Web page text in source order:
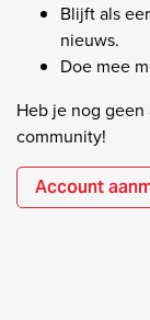
Blijft als
nieuws.
Doe mee
Heb je nog
community!
Account